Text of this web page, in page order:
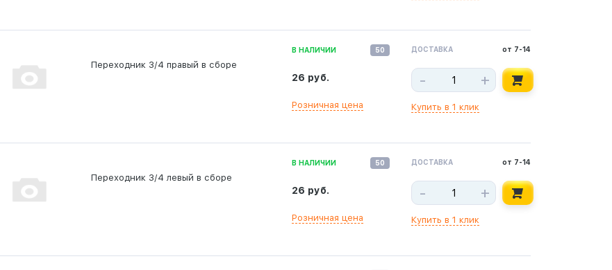
Переходник 3/4 правый в сборе
В НАЛИЧИИ 50
26 руб.
Розничная цена
ДОСТАВКА от 7-14
- +
Купить в 1 клик
Переходник 3/4 левый в сборе
В НАЛИЧИИ 50
26 руб.
Розничная цена
ДОСТАВКА от 7-14
- +
Купить в 1 клик